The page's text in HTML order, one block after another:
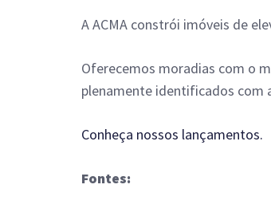
A ACMA constrói imóveis de
Oferecemos moradias com o
plenamente identificados com
Conheça nossos lançamentos.
Fontes: